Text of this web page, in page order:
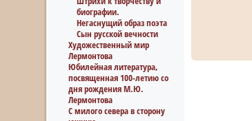
биографии.
Негаснущий образ поэта
Сын русской вечности
Художественный мир
Лермонтова
Юбилейная литература,
посвященная 100-летию со
дня рождения М.Ю.
Лермонтова
С милого севера в сторону